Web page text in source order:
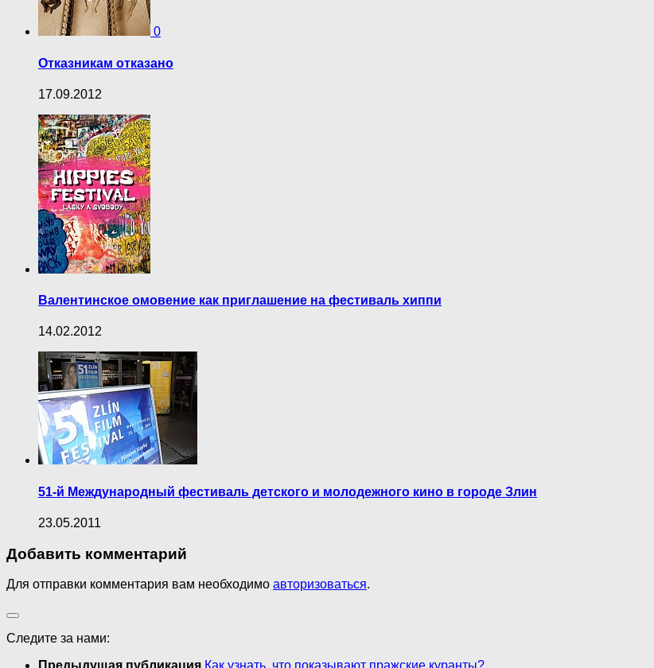
0
Отказникам отказано
17.09.2012
Валентинское омовение как приглашение на фестиваль хиппи
14.02.2012
51-й Международный фестиваль детского и молодежного кино в городе Злин
23.05.2011
Добавить комментарий
Для отправки комментария вам необходимо авторизоваться.
Следите за нами: